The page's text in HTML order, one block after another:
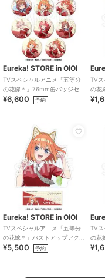
Eureka! STORE in OIOI
TVスペシャルアニメ「五等分
の花嫁＊」76mm缶バッジセ
ット
¥6,600 予約
TV
の花
ア
Eureka! STORE in OIOI
TVスペシャルアニメ「五等分
の花嫁＊」バストアップアク
リルメガスタンド 四葉
¥5,500 予約
TV
の花
ア